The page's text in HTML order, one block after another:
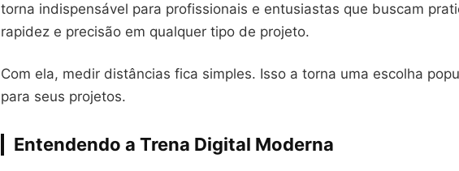
torna indispensável para profissionais e entusiastas que buscam
rapidez e precisão em qualquer tipo de projeto.
Com ela, medir distâncias fica simples. Isso a torna uma escolha
para seus projetos.
Entendendo a Trena Digital Moderna